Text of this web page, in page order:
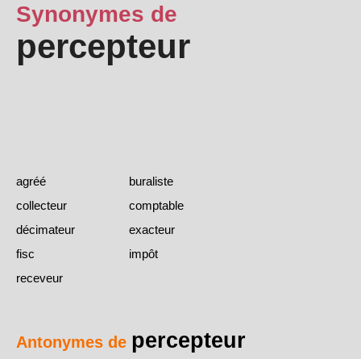
Synonymes de
percepteur
agréé
buraliste
collecteur
comptable
décimateur
exacteur
fisc
impôt
receveur
Antonymes de percepteur